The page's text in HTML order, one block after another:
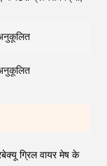
ग्रिल वायर मेष के